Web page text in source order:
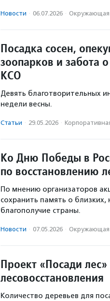
Новости · 06.07.2026 · Окружающая
Посадка сосен,
зоопарков и забота
КСО
Девять благотворительных
недели весны.
Статьи · 29.05.2026 ·
Ко Дню Победы в
по восстановлению
По мнению организаторов
сохранить память о близких,
благополучие страны.
Новости · 07.05.2026 · Окружающая
Проект «Посади
лесовосстановления
Количество деревьев для